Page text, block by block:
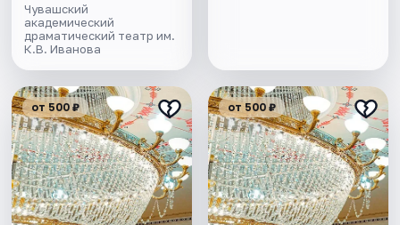
Чувашский
академический
драматический театр им.
К.В. Иванова
от 500 ₽ от 500 ₽